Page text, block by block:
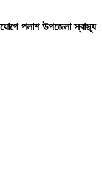
পলাশ উপজেলা স্বাস্থ্য